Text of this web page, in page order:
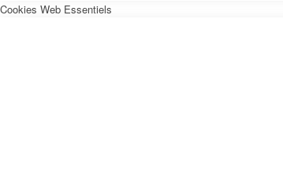
Cookies Web Essentiels